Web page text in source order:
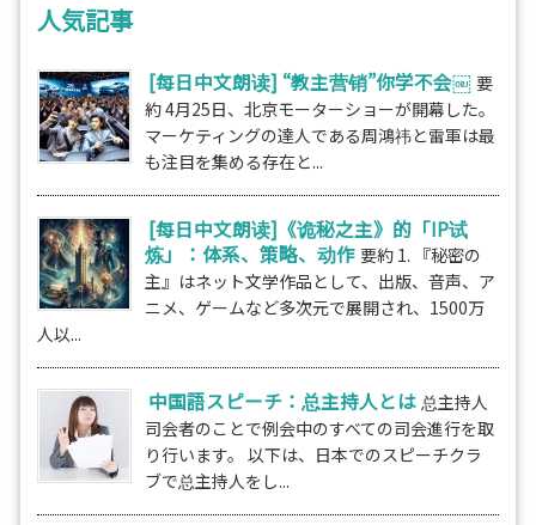
人気記事
[每日中文朗读] “教主营销”你学不会￼ 要
約 4月25日、北京モーターショーが開幕した。
マーケティングの達人である周鴻祎と雷軍は最
も注目を集める存在と...
[每日中文朗读]《诡秘之主》的「IP试
炼」：体系、策略、动作 要約 1. 『秘密の
主』はネット文学作品として、出版、音声、ア
ニメ、ゲームなど多次元で展開され、1500万
人以...
中国語スピーチ：总主持人とは 总主持人
司会者のことで例会中のすべての司会進行を取
り行います。 以下は、日本でのスピーチクラ
ブで总主持人をし...